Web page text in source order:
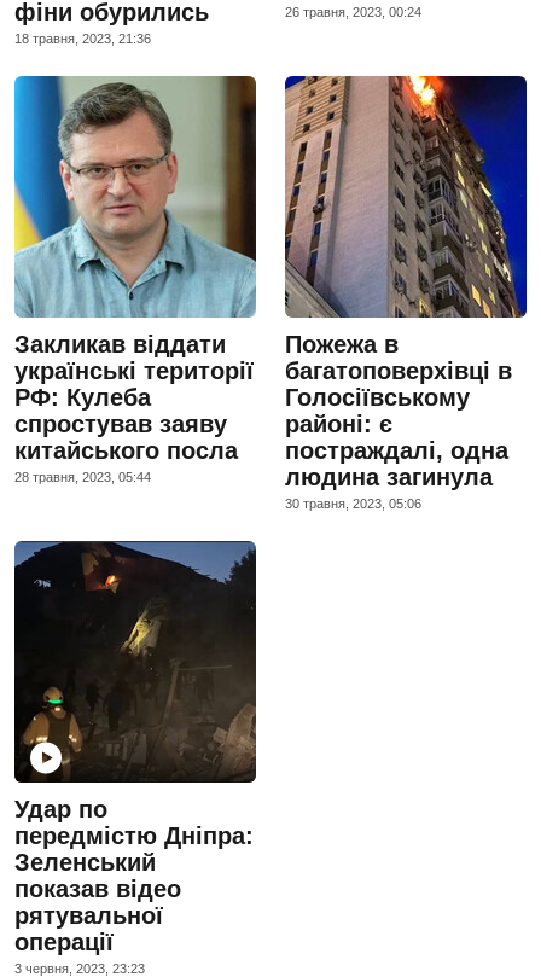
фіни обурились
18 травня, 2023, 21:36
26 травня, 2023, 00:24
Закликав віддати
українські території
РФ: Кулеба
спростував заяву
китайського посла
28 травня, 2023, 05:44
Пожежа в
багатоповерхівці в
Голосіївському
районі: є
постраждалі, одна
людина загинула
30 травня, 2023, 05:06
Удар по
передмістю Дніпра:
Зеленський
показав відео
рятувальної
операції
3 червня, 2023, 23:23